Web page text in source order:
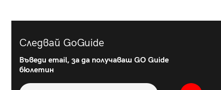
Следвай GoGuide
Въведи email, за да получаваш GO Guide
бюлетин